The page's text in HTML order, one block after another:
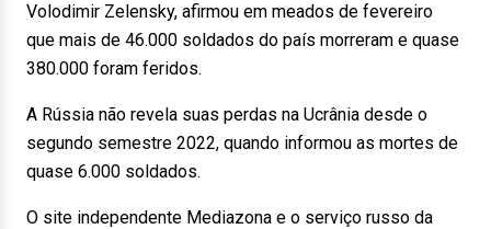
Volodimir Zelensky, afirmou em meados de fevereiro
que mais de 46.000 soldados do país morreram e quase
380.000 foram feridos.
A Rússia não revela suas perdas na Ucrânia desde o
segundo semestre 2022, quando informou as mortes de
quase 6.000 soldados.
O site independente Mediazona e o serviço russo da